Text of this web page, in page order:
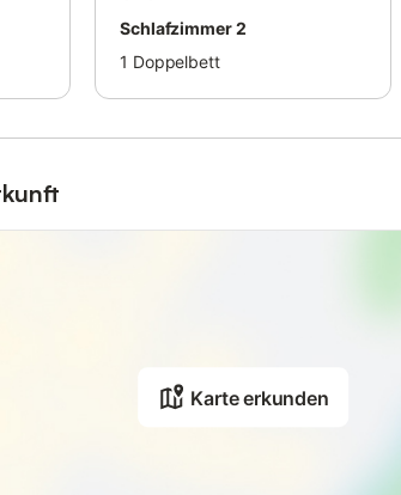
Schlafzimmer 2
1 Doppelbett
Karte erkunden